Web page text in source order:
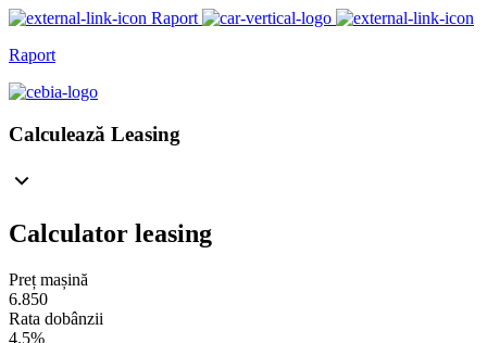
Raport
Raport
Calculează Leasing
Calculator leasing
Preț mașină
6.850
Rata dobânzii
4.5%